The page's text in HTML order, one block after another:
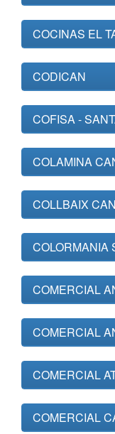
COCINAS EL
CODICAN
COFISA -
COLAMINA
COLLBAIX
COLORMANIA
COMERCIAL
COMERCIAL
COMERCIAL
COMERCIAL